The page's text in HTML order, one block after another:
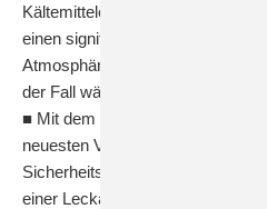
Kältemitteleigenschaften und der
einen signifikant geringeren CO
Atmosphäre als dies bei einem
der Fall wäre.
■ Mit dem Einsatz des Niedrig-
neuesten VRV-Anlagen
Sicherheitsvorkehrungen wird
einer Leckage der CO